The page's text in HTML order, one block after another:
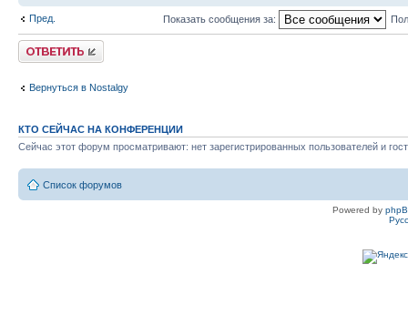
Пред. Показать сообщения за:
Ответить
Вернуться в Nostalgy
КТО СЕЙЧАС НА КОНФЕРЕНЦИИ
Сейчас этот форум просматривают: нет зарегистрированных пользователей и
Список форумов
Powered by